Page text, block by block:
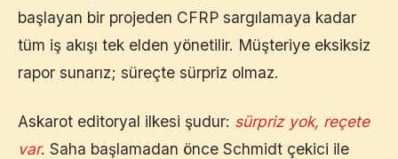
başlayan bir projeden CFRP sargılamaya kadar
tüm iş akışı tek elden yönetilir. Müşteriye eksiksiz
rapor sunarız; süreçte sürpriz olmaz.
Askarot editoryal ilkesi şudur: sürpriz yok, reçete
var. Saha başlamadan önce Schmidt çekici ile